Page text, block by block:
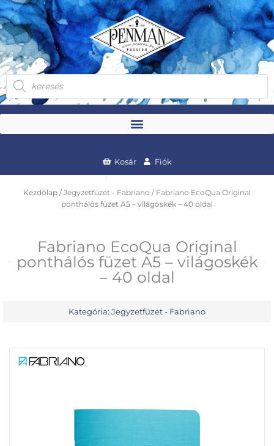
Skip
to
content
Products
search
Kosár Fiók
Kezdőlap /Jegyzetfüzet - Fabriano / Fabriano EcoQua Original
ponthálós füzet A5 – világoskék – 40 oldal
Fabriano EcoQua Original
ponthálós füzet A5 – világoskék
– 40 oldal
Kategória: Jegyzetfüzet - Fabriano